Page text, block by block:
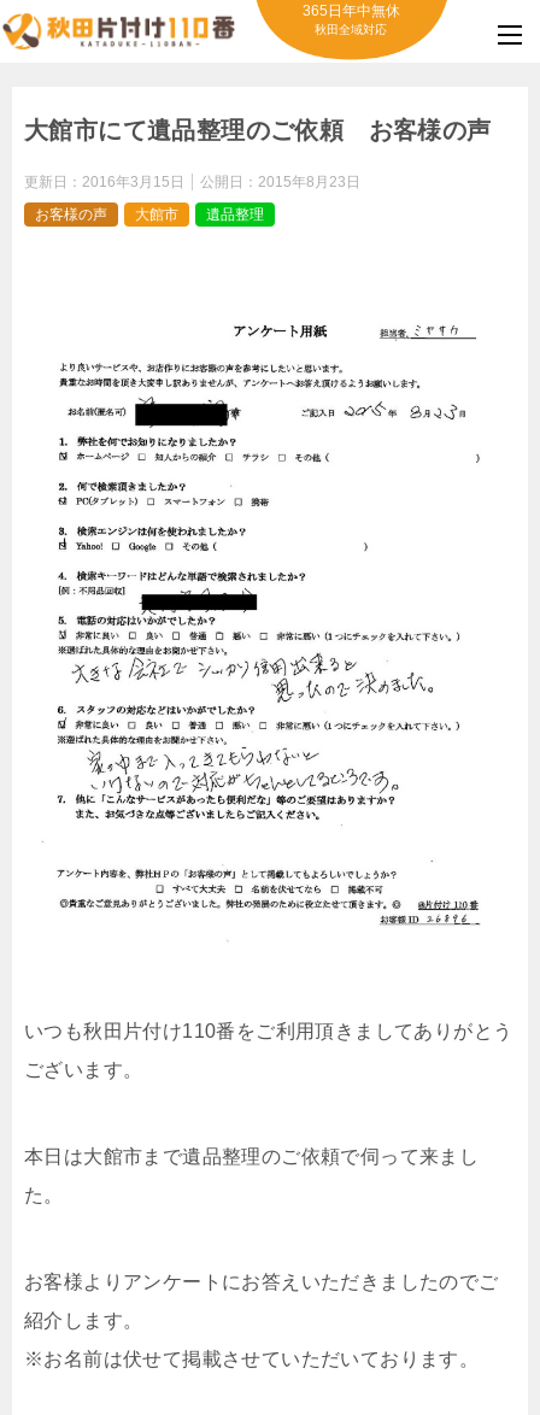
365日年中無休
秋田全域対応
大館市にて遺品整理のご依頼 お客様の声
更新日： 2016年3月15日 公開日： 2015年8月23日
お客様の声
大館市 遺品整理
いつも秋田片付け110番をご利用頂きましてありがとう
ございます。
本日は大館市まで遺品整理のご依頼で伺って来まし
た。
お客様よりアンケートにお答えいただきましたのでご
紹介します。
※お名前は伏せて掲載させていただいております。